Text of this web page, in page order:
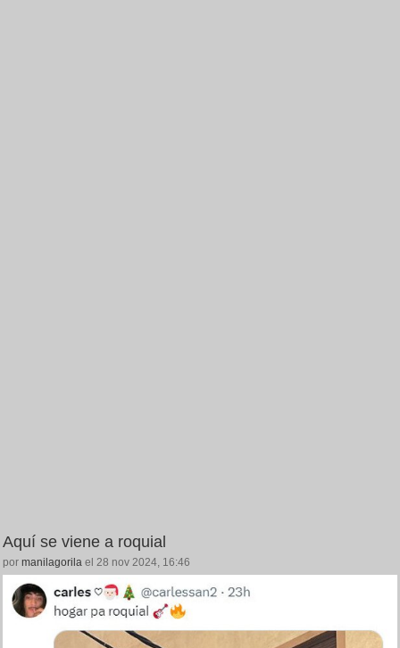
Aquí se viene a roquial
por manilagorila el 28 nov 2024, 16:46